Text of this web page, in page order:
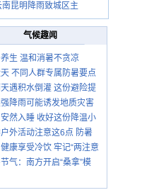
南昆明降雨致城区主
气候趣闻
生 温和消暑不贪凉
不同人群专属防暑要点
遇积水倒灌 这份避险提
好
降雨可能诱发地质灾害
兆要知道
然入睡 收好这份降温小
外活动注意这6点 防暑
不误
康享受冷饮 牢记“两注意
”气：南方开启“桑拿”模